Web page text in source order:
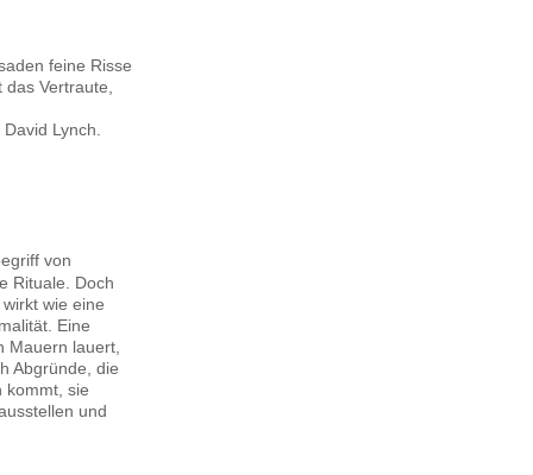
feine Risse
Vertraute,
Lynch.
von
Rituale. Doch
wie eine
Eine
Mauern lauert,
Abgründe, die
kommt, sie
und